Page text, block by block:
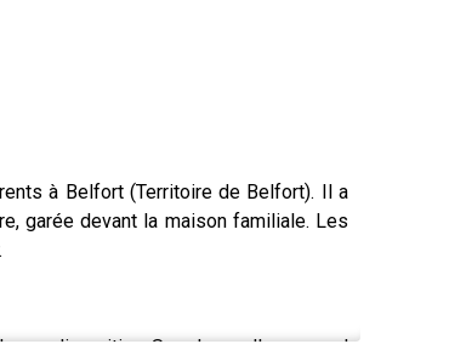
à Belfort (Territoire de Belfort). Il a
garée devant la maison familiale. Les